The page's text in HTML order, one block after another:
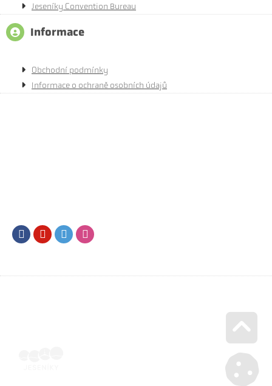
Jeseníky Convention Bureau
Informace
Obchodní podmínky
Informace o ochraně osobních údajů
FacebookYoutubeTwitter
Go